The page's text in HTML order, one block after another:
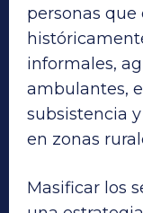
personas que
informales,
ambulantes,
subsistencia
en zonas
Masificar los